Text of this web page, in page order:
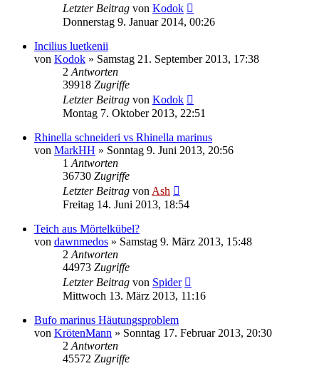
Letzter Beitrag von Kodok
Donnerstag 9. Januar 2014, 00:26
Incilius luetkenii
von Kodok » Samstag 21. September 2013, 17:38
2 Antworten
39918 Zugriffe
Letzter Beitrag von Kodok
Montag 7. Oktober 2013, 22:51
Rhinella schneideri vs Rhinella marinus
von MarkHH » Sonntag 9. Juni 2013, 20:56
1 Antworten
36730 Zugriffe
Letzter Beitrag von Ash
Freitag 14. Juni 2013, 18:54
Teich aus Mörtelkübel?
von dawnmedos » Samstag 9. März 2013, 15:48
2 Antworten
44973 Zugriffe
Letzter Beitrag von Spider
Mittwoch 13. März 2013, 11:16
Bufo marinus Häutungsproblem
von KrötenMann » Sonntag 17. Februar 2013, 20:30
2 Antworten
45572 Zugriffe